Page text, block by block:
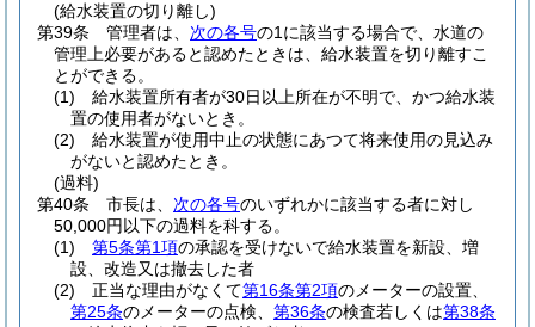
(給水装置の切り離し)
第39条
管理者は、 次の各号の1に該当する場合で、水道の
管理上必要があると認めたときは、給水装置を切り離すこ
とができる。
(1)
給水装置所有者が30日以上所在が不明で、かつ給水装
置の使用者がないとき。
(2)
給水装置が使用中止の状態にあつて将来使用の見込み
がないと認めたとき。
(過料)
第40条
市長は、 次の各号のいずれかに該当する者に対し
50,000円以下の過料を科する。
(1)
第5条第1項の承認を受けないで給水装置を新設、増
設、改造又は撤去した者
(2)
正当な理由がなくて第16条第2項のメーターの設置、
第25条のメーターの点検、 第36条の検査若しくは第38条